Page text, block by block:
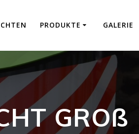
PRODUKTE GALERIE
GROß